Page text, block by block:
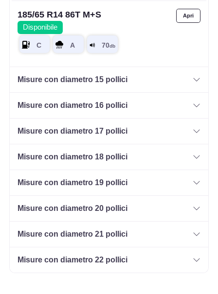
185/65 R14 86T M+S
Disponibile
Misure con diametro 15 pollici
Misure con diametro 16 pollici
Misure con diametro 17 pollici
Misure con diametro 18 pollici
Misure con diametro 19 pollici
Misure con diametro 20 pollici
Misure con diametro 21 pollici
Misure con diametro 22 pollici